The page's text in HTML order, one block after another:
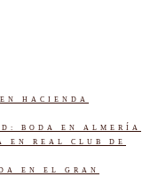
HACIENDA
BODA EN ALMERÍA
EN REAL CLUB DE
EN EL GRAN